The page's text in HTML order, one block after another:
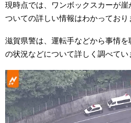
現時点では、ワンボックスカーが
ついての詳しい情報はわかっており
滋賀県警は、運転手などから事情
の状況などについて詳しく調べてい